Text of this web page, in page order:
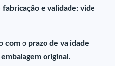
e validade: vide
com o prazo de validade
original.